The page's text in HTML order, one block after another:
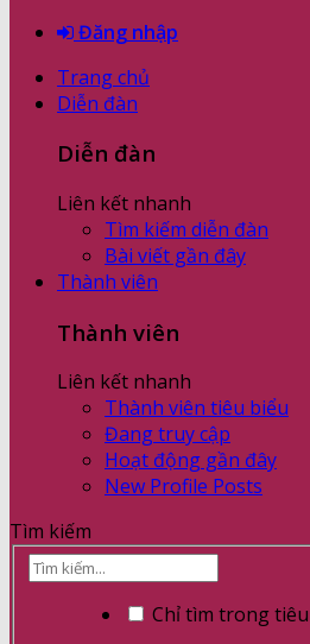
Đăng nhập
Trang chủ
Diễn đàn
Diễn đàn
Liên kết nhanh
Tìm kiếm diễn đàn
Bài viết gần đây
Thành viên
Thành viên
Liên kết nhanh
Thành viên tiêu biểu
Đang truy cập
Hoạt động gần đây
New Profile Posts
Tìm kiếm
Chỉ tìm trong